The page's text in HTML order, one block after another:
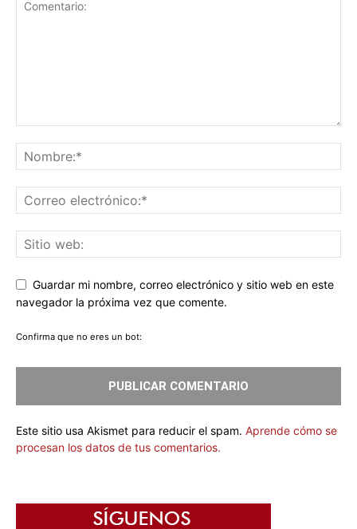
Guardar mi nombre, correo electrónico y sitio web en este
navegador la próxima vez que comente.
Confirma que no eres un bot:
Este sitio usa Akismet para reducir el spam. Aprende cómo se
procesan los datos de tus comentarios.